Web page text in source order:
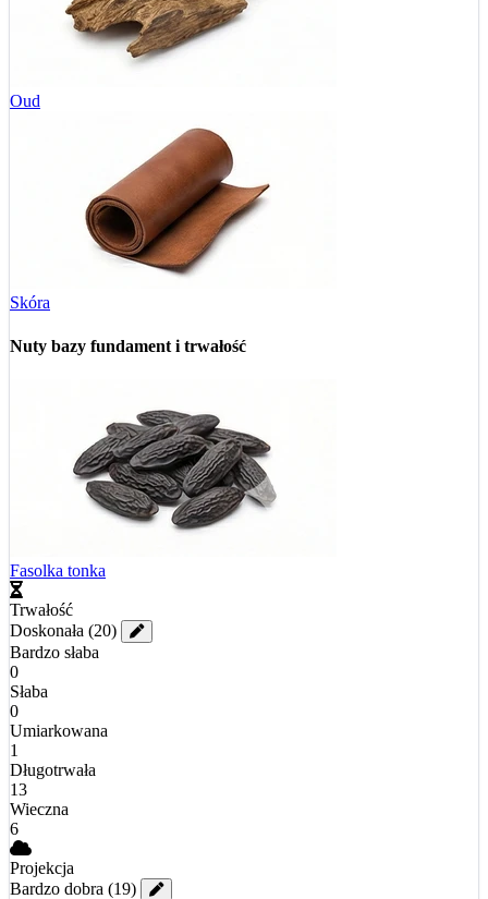
Oud
Skóra
Nuty bazy fundament i trwałość
Fasolka tonka
Trwałość
Doskonała (20)
Bardzo słaba
0
Słaba
0
Umiarkowana
1
Długotrwała
13
Wieczna
6
Projekcja
Bardzo dobra (19)